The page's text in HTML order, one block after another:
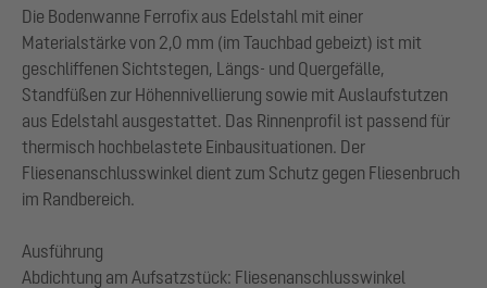
Die Bodenwanne Ferrofix aus Edelstahl mit einer
Materialstärke von 2,0 mm (im Tauchbad gebeizt) ist mit
geschliffenen Sichtstegen, Längs- und Quergefälle,
Standfüßen zur Höhennivellierung sowie mit Auslaufstutzen
aus Edelstahl ausgestattet. Das Rinnenprofil ist passend für
thermisch hochbelastete Einbausituationen. Der
Fliesenanschlusswinkel dient zum Schutz gegen Fliesenbruch
im Randbereich.
Ausführung
Abdichtung am Aufsatzstück: Fliesenanschlusswinkel